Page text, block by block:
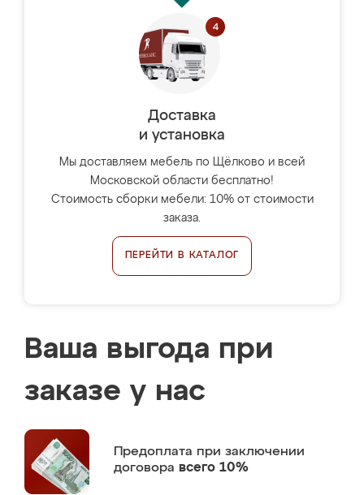
Доставка
и установка
Мы доставляем мебель по Щёлково и всей
Московской области бесплатно!
Стоимость сборки мебели: 10% от стоимости
заказа.
ПЕРЕЙТИ В КАТАЛОГ
Ваша выгода при
заказе у нас
Предоплата при заключении
договора всего 10%